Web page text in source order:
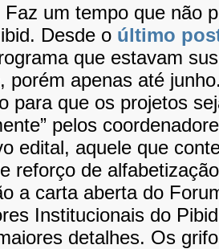
um tempo que não
Desde o último
que estavam
porém apenas até
para que os projetos
pelos
edital, aquele que
reforço de
a carta aberta do
Institucionais do
detalhes. Os